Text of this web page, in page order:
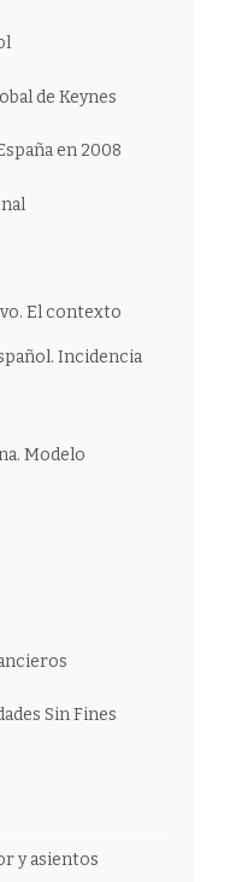
de Keynes
en 2008
El contexto
Incidencia
Modelo
Sin Fines
y asientos